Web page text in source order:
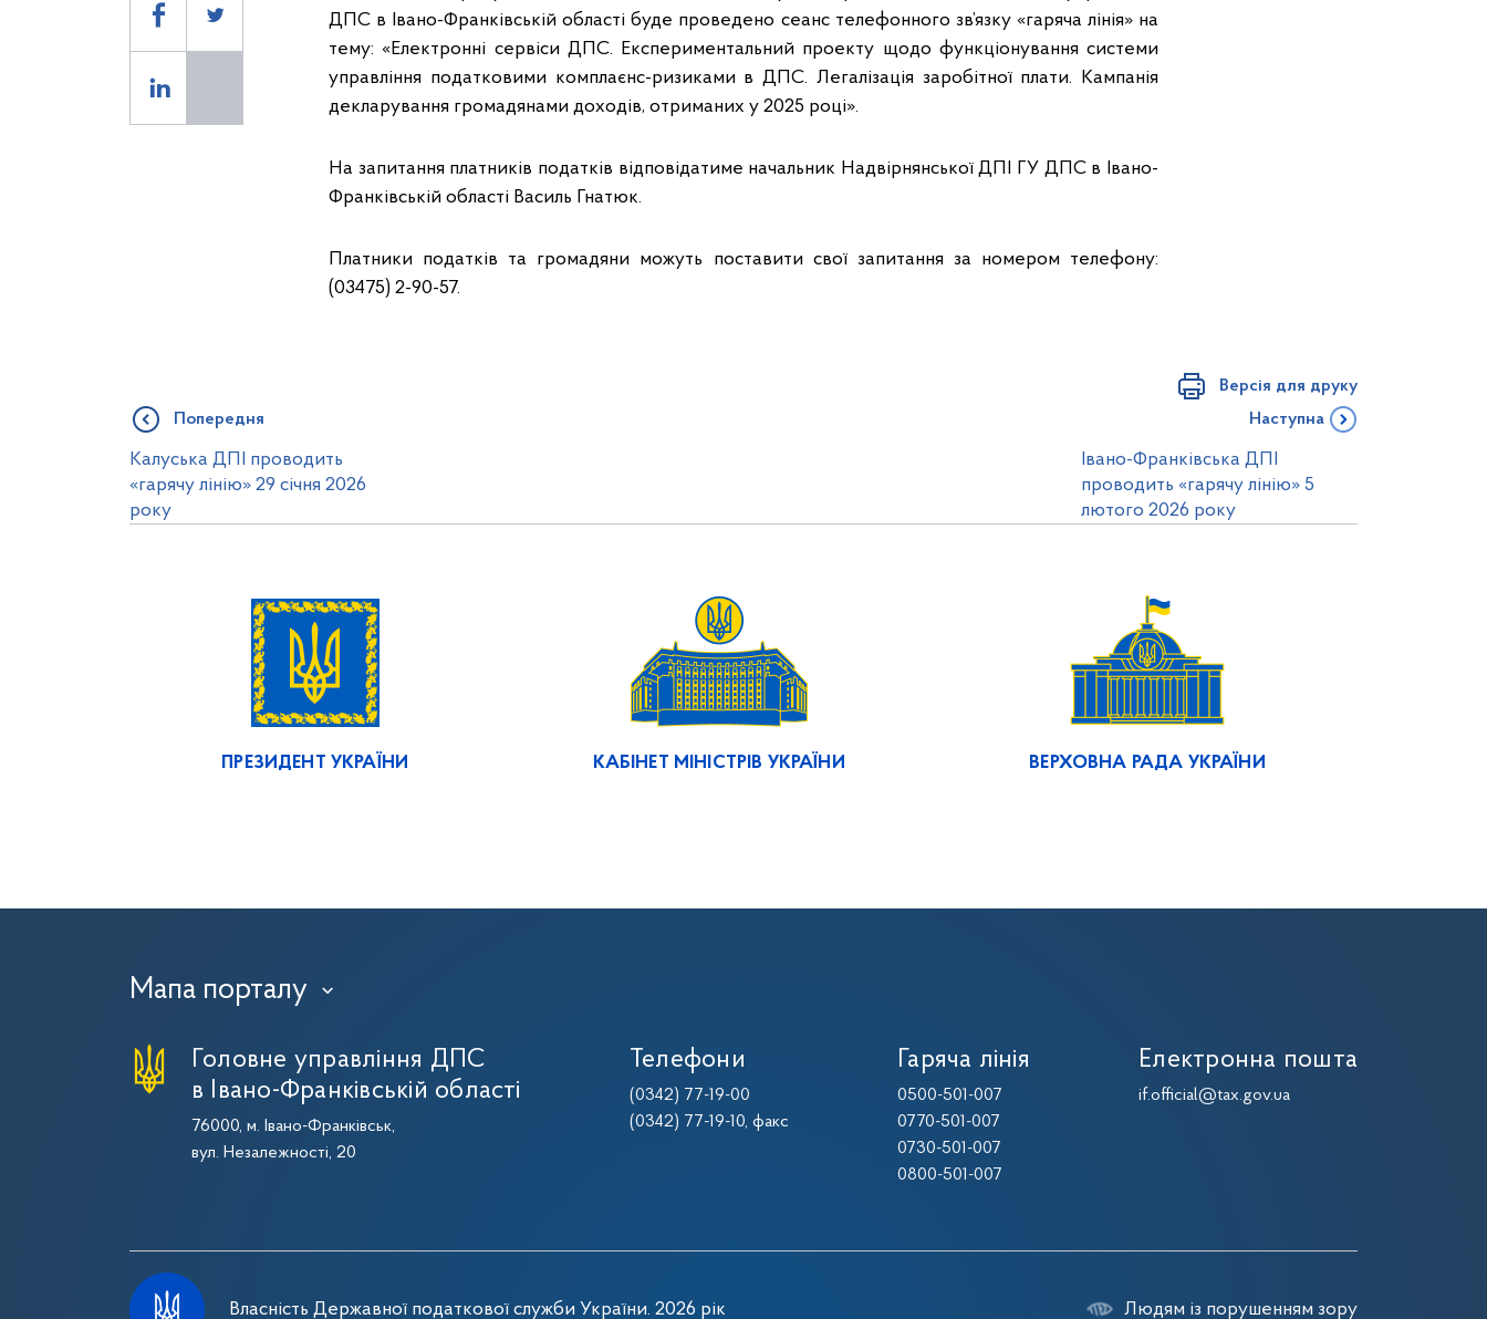
ДПС в Івано-Франківській області буде проведено сеанс телефонного зв’язку «гаряча лінія» на
тему: «Електронні сервіси ДПС. Експериментальний проекту щодо функціонування системи
управління податковими комплаєнс-ризиками в ДПС. Легалізація заробітної плати. Кампанія
декларування громадянами доходів, отриманих у 2025 році».
На запитання платників податків відповідатиме начальник Надвірнянської ДПІ ГУ ДПС в Івано-
Франківській області Василь Гнатюк.
Платники податків та громадяни можуть поставити свої запитання за номером телефону:
(03475) 2-90-57.
Версія для друку
Попередня
Калуська ДПІ проводить
«гарячу лінію» 29 січня 2026
року
Наступна
Івано-Франківська ДПІ
проводить «гарячу лінію» 5
лютого 2026 року
ПРЕЗИДЕНТ УКРАЇНИ КАБІНЕТ МІНІСТРІВ УКРАЇНИ ВЕРХОВНА РАДА УКРАЇНИ
Мапа порталу ›
Головне управління ДПС
в Івано-Франківській області
76000, м. Івано-Франківськ,
вул. Незалежності, 20
Телефони
(0342) 77-19-00
(0342) 77-19-10, факс
Гаряча лінія
0500-501-007
0770-501-007
0730-501-007
0800-501-007
Електронна пошта
if.official@tax.gov.ua
Власність Державної податкової служби України. 2026 рік Людям із порушенням зору